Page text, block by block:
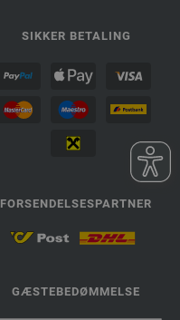
SIKKER BETALING
FORSENDELSESPARTNER
GÆSTEBEDØMMELSE